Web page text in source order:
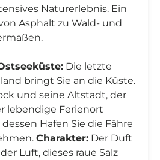
Naturerlebnis. Ein
Asphalt zu Wald- und
Die letzte
bringt Sie an die Küste.
und seine Altstadt, der
lebendige Ferienort
Hafen Sie die Fähre
Charakter: Der Duft
Luft, dieses raue Salz